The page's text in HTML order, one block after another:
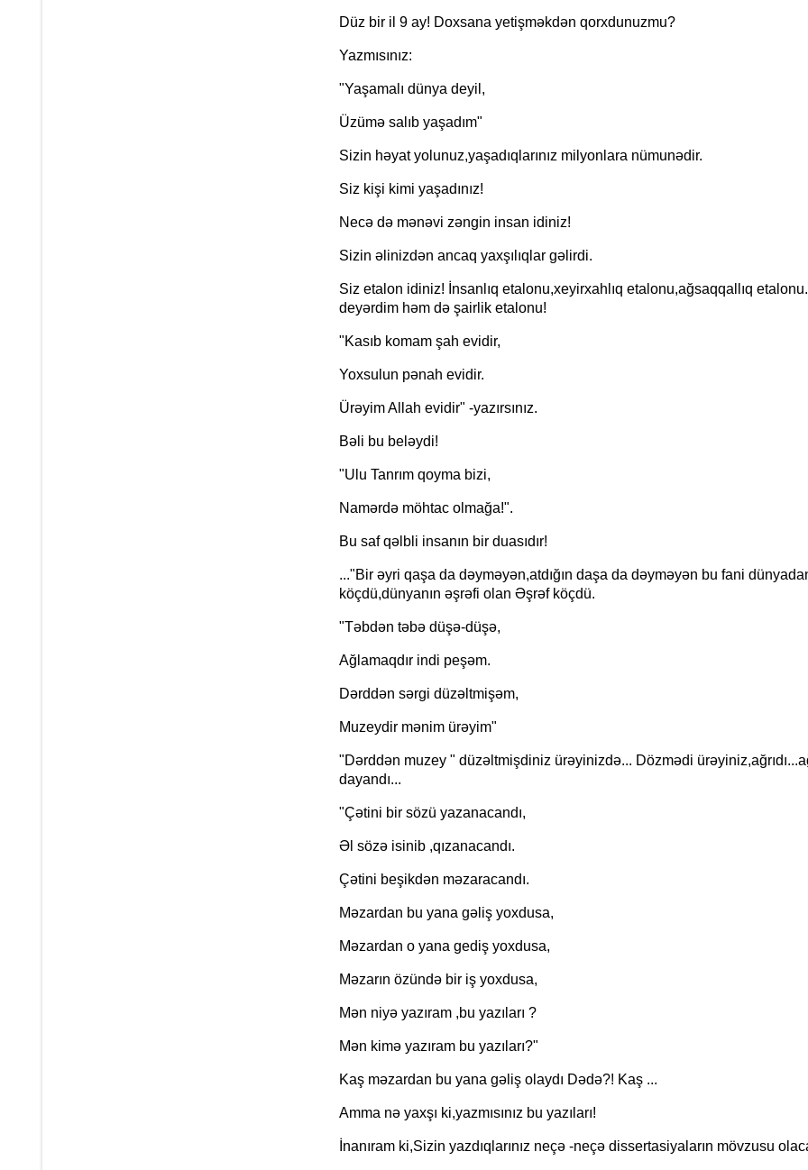
Düz bir il 9 ay! Doxsana yetişməkdən qorxdunuzmu?
Yazmısınız:
"Yaşamalı dünya deyil,
Üzümə salıb yaşadım"
Sizin həyat yolunuz,yaşadıqlarınız milyonlara nümunədir.
Siz kişi kimi yaşadınız!
Necə də mənəvi zəngin insan idiniz!
Sizin əlinizdən ancaq yaxşılıqlar gəlirdi.
Siz etalon idiniz! İnsanlıq etalonu,xeyirxahlıq etalonu,ağsaqqallıq
deyərdim həm də şairlik etalonu!
"Kasıb komam şah evidir,
Yoxsulun pənah evidir.
Ürəyim Allah evidir" -yazırsınız.
Bəli bu beləydi!
"Ulu Tanrım qoyma bizi,
Namərdə möhtac olmağa!".
Bu saf qəlbli insanın bir duasıdır!
..."Bir əyri qaşa da dəyməyən,atdığın daşa da dəyməyən bu fani
köçdü,dünyanın əşrəfi olan Əşrəf köçdü.
"Təbdən təbə düşə-düşə,
Ağlamaqdır indi peşəm.
Dərddən sərgi düzəltmişəm,
Muzeydir mənim ürəyim"
"Dərddən muzey " düzəltmişdiniz ürəyinizdə... Dözmədi
dayandı...
"Çətini bir sözü yazanacandı,
Əl sözə isinib ,qızanacandı.
Çətini beşikdən məzaracandı.
Məzardan bu yana gəliş yoxdusa,
Məzardan o yana gediş yoxdusa,
Məzarın özündə bir iş yoxdusa,
Mən niyə yazıram ,bu yazıları ?
Mən kimə yazıram bu yazıları?"
Kaş məzardan bu yana gəliş olaydı Dədə?! Kaş ...
Amma nə yaxşı ki,yazmısınız bu yazıları!
İnanıram ki,Sizin yazdıqlarınız neçə -neçə dissertasiyaların mövzusu